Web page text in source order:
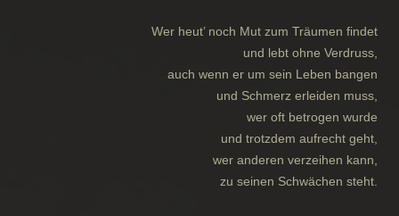
Wer heut’ noch Mut zum Träumen findet
und lebt ohne Verdruss,
auch wenn er um sein Leben bangen
und Schmerz erleiden muss,
wer oft betrogen wurde
und trotzdem aufrecht geht,
wer anderen verzeihen kann,
zu seinen Schwächen steht.